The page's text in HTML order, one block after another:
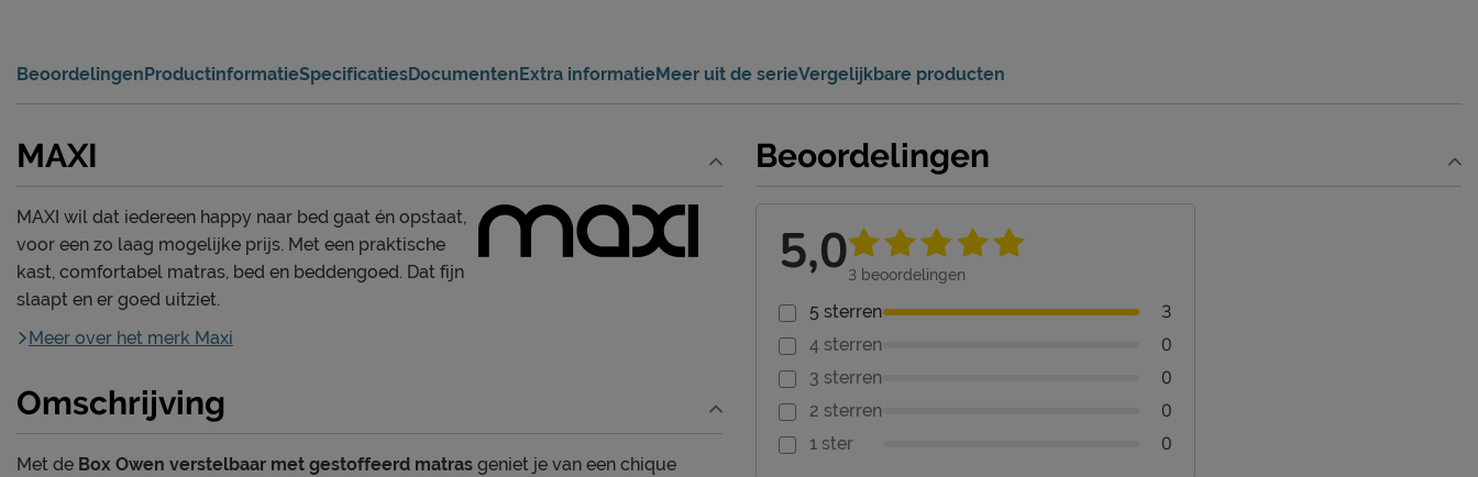
Beoordelingen ProductinformatieSpecificatiesDocumenten Extra informatieMeer uit de serieVergelijkbare producten
Beoordelingen
5,03 beoordelingen
5 sterren 3
4 sterren 0
3 sterren 0
2 sterren 0
1 ster 0
MAXI
MAXI wil dat iedereen happy naar bed gaat én opstaat,
voor een zo laag mogelijke prijs. Met een praktische
kast, comfortabel matras, bed en beddengoed. Dat fijn
slaapt en er goed uitziet.
Meer over het merk Maxi
Omschrijving
Met de Box Owen verstelbaar met gestoffeerd matras geniet je van een chique